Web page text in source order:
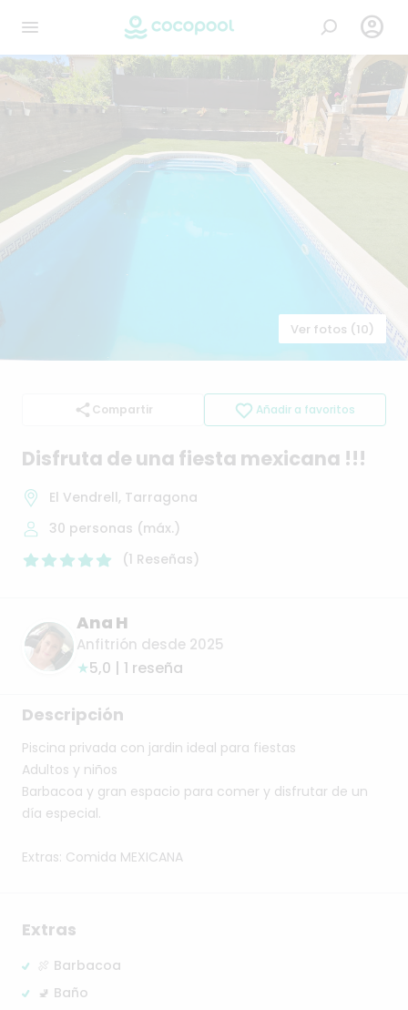

Ver fotos (10)
Compartir Añadir a favoritos
Disfruta de una fiesta mexicana !!!
El Vendrell, Tarragona
30 personas (máx.)
(1 Reseñas)
Ana H
Anfitrión desde 2025
★5,0 | 1 reseña
Descripción
Piscina privada con jardin ideal para fiestas
Adultos y niños
Barbacoa y gran espacio para comer y disfrutar de un
día especial.
Extras: Comida MEXICANA
Extras
🍖 Barbacoa
🚽 Baño